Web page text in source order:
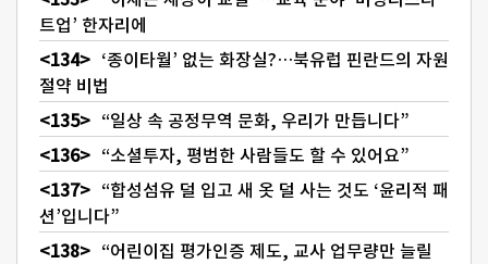
트업’ 한자리에
‘종이타월’ 없는 화장실?…북유럽 핀란드의 자원
절약 비법
“일상 속 공정무역 문화, 우리가 만듭니다”
“소셜투자, 평범한 사람들도 할 수 있어요”
“합성섬유 덜 입고 새 옷 덜 사는 것도 ‘윤리적 패
션’입니다”
“어린이집 평가인증 제도, 교사 업무량만 늘릴